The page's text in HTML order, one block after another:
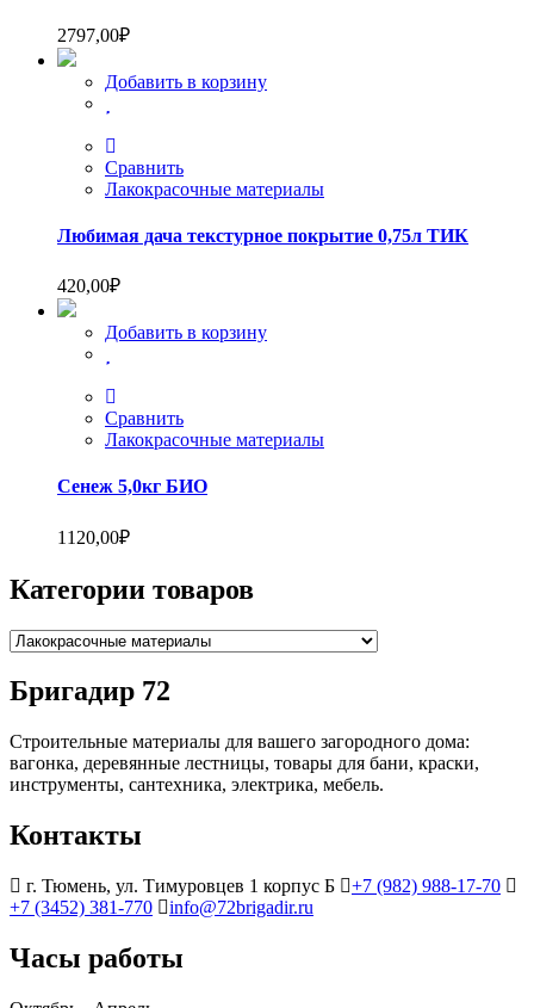
2797,00₽
Добавить в корзину
Сравнить
Лакокрасочные материалы
Любимая дача текстурное покрытие 0,75л ТИК
420,00₽
Добавить в корзину
Сравнить
Лакокрасочные материалы
Сенеж 5,0кг БИО
1120,00₽
Категории товаров
Бригадир 72
Строительные материалы для вашего загородного дома:
вагонка, деревянные лестницы, товары для бани, краски,
инструменты, сантехника, электрика, мебель.
Контакты
г. Тюмень, ул. Тимуровцев 1 корпус Б
+7 (982) 988-17-70
+7 (3452) 381-770
info@72brigadir.ru
Часы работы